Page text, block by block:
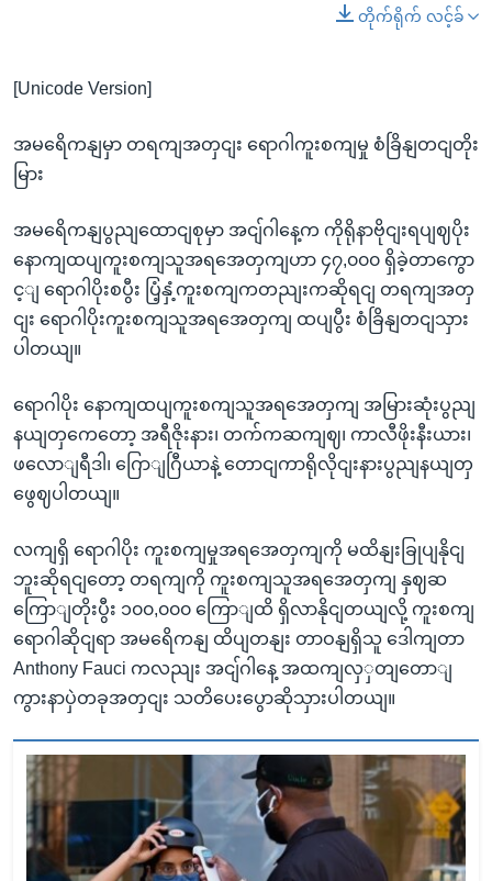
တိုက်ရိုက် လင့်ခ်
[Unicode Version]
အမရေိကနျမှာ တရကျအတှငျး ရောဂါကူးစကျမှု စံခြိနျတငျတိုး
မြား
အမရေိကနျပွညျထောငျစုမှာ အငျ်ဂါနေ့က ကိုရိုနာဗိုငျးရပျဈပိုး
နောကျထပျကူးစကျသူအရအေတှကျဟာ ၄၇,၀၀၀ ရှိခဲ့တာကွော
င့ျ ရောဂါပိုးစပွီး ပြံ့နှံ့ကူးစကျကတညျးကဆိုရငျ တရကျအတှ
ငျး ရောဂါပိုးကူးစကျသူအရအေတှကျ ထပျပွီး စံခြိနျတငျသှား
ပါတယျ။
ရောဂါပိုး နောကျထပျကူးစကျသူအရအေတှကျ အမြားဆုံးပွညျ
နယျတှကေတော့ အရီဇိုးနား၊ တက်ကဆကျဈ၊ ကာလီဖိုးနီးယား၊
ဖလောျရီဒါ၊ ဂြောျဂြီယာနဲ့ တောငျကာရိုလိုငျးနားပွညျနယျတှ
ဖွေဈပါတယျ။
လကျရှိ ရောဂါပိုး ကူးစကျမှုအရအေတှကျကို မထိနျးခြုပျနိုငျ
ဘူးဆိုရငျတော့ တရကျကို ကူးစကျသူအရအေတှကျ နှဈဆ
ကြောျတိုးပွီး ၁၀၀,၀၀၀ ကြောျထိ ရှိလာနိုငျတယျလို့ ကူးစကျ
ရောဂါဆိုငျရာ အမရေိကနျ ထိပျတနျး တာဝနျရှိသူ ဒေါကျတာ
Anthony Fauci ကလညျး အငျ်ဂါနေ့ အထကျလှှတျတောျ
ကွားနာပှဲတခုအတှငျး သတိပေးပွောဆိုသှားပါတယျ။